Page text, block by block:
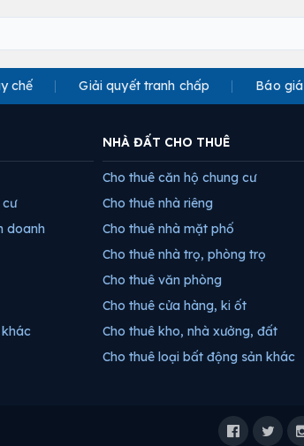
chế Giải quyết tranh chấp Báo giá
cư
doanh
NHÀ ĐẤT CHO THUÊ
Cho thuê căn hộ chung cư
Cho thuê nhà riêng
Cho thuê nhà mặt phố
Cho thuê nhà trọ, phòng trọ
Cho thuê văn phòng
Cho thuê cửa hàng, ki ốt
Cho thuê kho, nhà xưởng, đất
Cho thuê loại bất động sản khác